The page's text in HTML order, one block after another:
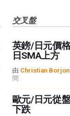
交叉盤
英鎊/日元價
日SMA上方
由 Christian
間
歐元/日元從
下跌